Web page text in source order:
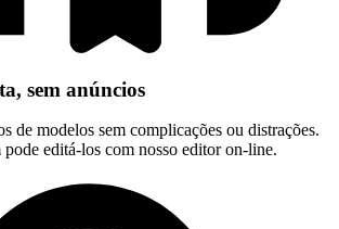
sem anúncios
de modelos sem complicações ou distrações.
editá-los com nosso editor on-line.